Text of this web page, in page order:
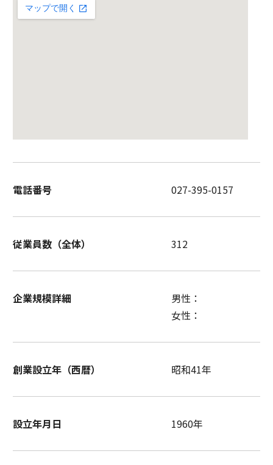
電話番号 027-395-0157
従業員数（全体） 312
企業規模詳細
男性：
女性：
創業設立年（西暦） 昭和41年
設立年月日 1960年